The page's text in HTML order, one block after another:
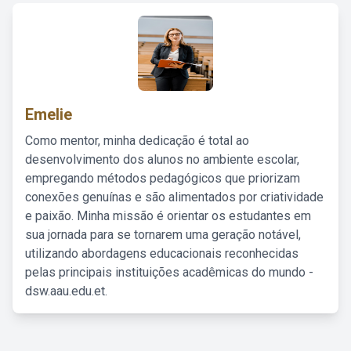
Emelie
Como mentor, minha dedicação é total ao
desenvolvimento dos alunos no ambiente escolar,
empregando métodos pedagógicos que priorizam
conexões genuínas e são alimentados por criatividade
e paixão. Minha missão é orientar os estudantes em
sua jornada para se tornarem uma geração notável,
utilizando abordagens educacionais reconhecidas
pelas principais instituições acadêmicas do mundo -
dsw.aau.edu.et.